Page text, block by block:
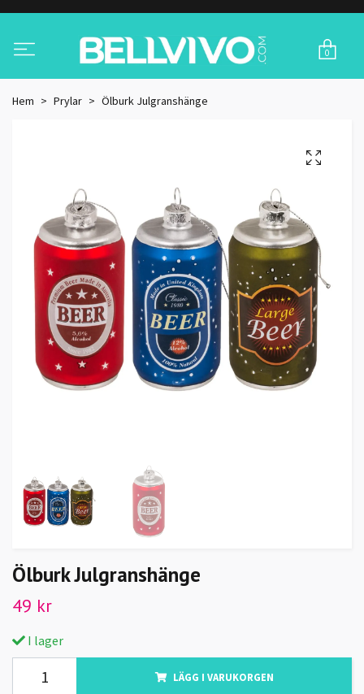
0
Hem Prylar Ölburk Julgranshänge
Ölburk Julgranshänge
49 kr
I lager
LÄGG I VARUKORGEN